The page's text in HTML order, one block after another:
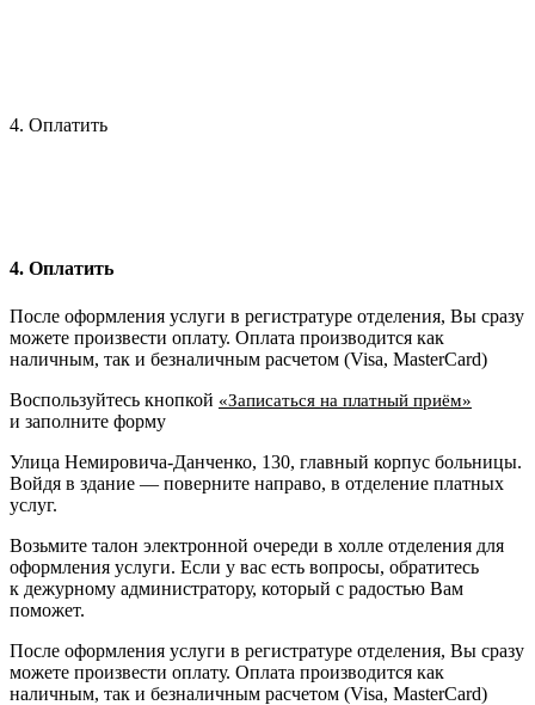
4. Оплатить
4. Оплатить
После оформления услуги в регистратуре отделения, Вы сразу
можете произвести оплату. Оплата производится как
наличным, так и безналичным расчетом (Visa, MasterCard)
Воспользуйтесь кнопкой «Записаться на платный приём»
и заполните форму
Улица Немировича-Данченко, 130, главный корпус больницы.
Войдя в здание — поверните направо, в отделение платных
услуг.
Возьмите талон электронной очереди в холле отделения для
оформления услуги. Если у вас есть вопросы, обратитесь
к дежурному администратору, который с радостью Вам
поможет.
После оформления услуги в регистратуре отделения, Вы сразу
можете произвести оплату. Оплата производится как
наличным, так и безналичным расчетом (Visa, MasterCard)